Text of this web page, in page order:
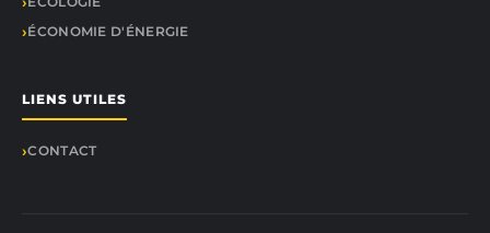
ÉCONOMIE D'ÉNERGIE
LIENS UTILES
CONTACT